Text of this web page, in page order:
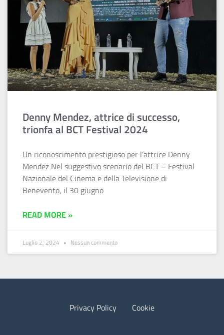
Denny Mendez, attrice di successo,
trionfa al BCT Festival 2024
Un riconoscimento prestigioso per l’attrice Denny
Mendez Nel suggestivo scenario del BCT – Festival
Nazionale del Cinema e della Televisione di
Benevento, il 30 giugno
READ MORE »
Luglio 2, 2024 Nessun commento
Privacy Policy Cookie